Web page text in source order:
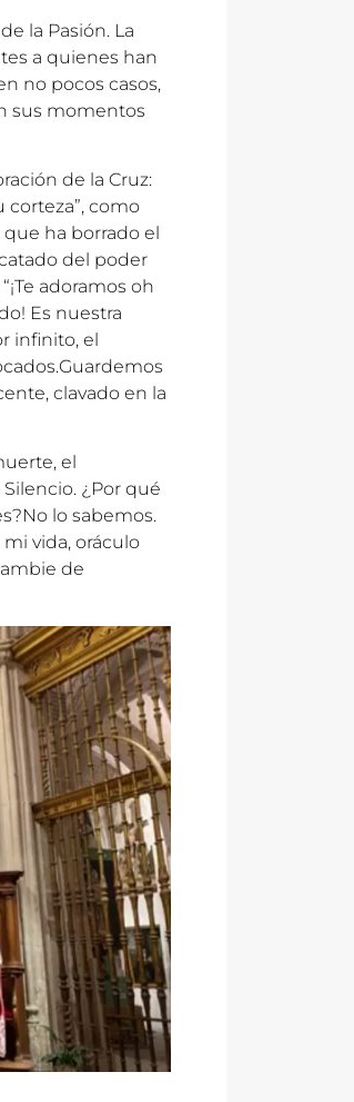
la Pasión. La
a quienes han
no pocos casos,
sus momentos
de la Cruz:
como
ha borrado el
del poder
adoramos oh
Es nuestra
infinito, el
clavado en la
el
¿Por qué
lo sabemos.
vida, oráculo
de